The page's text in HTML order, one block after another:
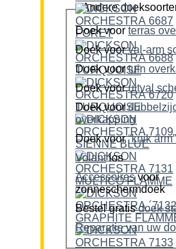
Andere
Doek voor terras
Doek voor
Doek voor
tuin
Doek voor
uitval
Doek voor
overkapping
Doek voor
Volantlos
Accessoiresvoor
zonneschermdoek
Bestel gratis doek
Reparatie van uw